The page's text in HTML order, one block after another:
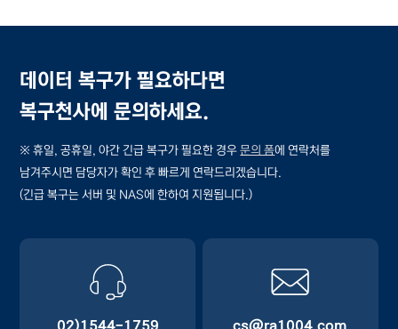
데이터 복구가 필요하다면
복구천사에 문의하세요.
※ 휴일, 공휴일, 야간 긴급 복구가 필요한 경우문의 폼에 연락처를
남겨주시면 담당자가 확인 후 빠르게 연락드리겠습니다.
(긴급 복구는 서버 및 NAS에 한하여 지원됩니다.)
02)1544-1759 cs@ra1004.com